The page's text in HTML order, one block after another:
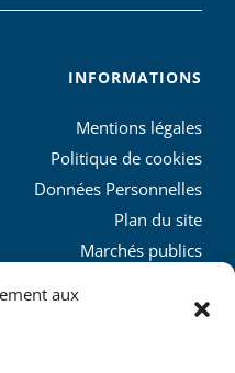
aux
INFORMATIONS
Mentions légales
Politique de cookies
Données Personnelles
Plan du site
Marchés publics
L’agglo recrute